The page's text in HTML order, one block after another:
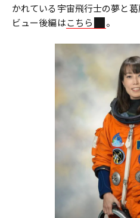
かれている宇宙飛行士の夢と
ビュー後編はこちら 。